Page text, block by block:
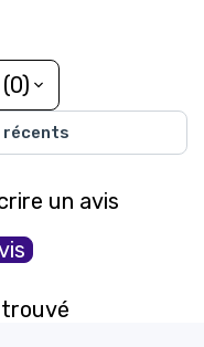
language and
to discover: smells,
by
un avis